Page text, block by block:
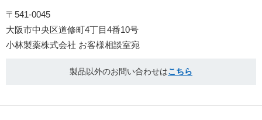
〒541-0045
大阪市中央区道修町4丁目4番10号
小林製薬株式会社 お客様相談室宛
製品以外のお問い合わせはこちら